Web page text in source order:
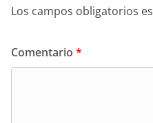
Los campos obligatorios
Comentario *